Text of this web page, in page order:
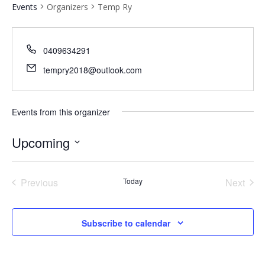
Events Organizers Temp Ry
0409634291
tempry2018@outlook.com
Events from this organizer
Upcoming
Select
date.Previous
Today
Next
Subscribe to calendar